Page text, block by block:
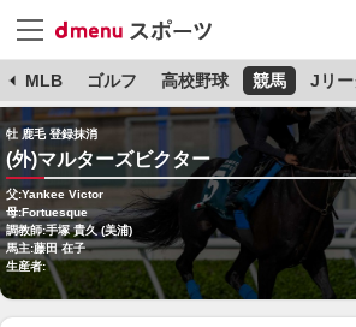
MLB ゴルフ 高校野球 競馬 Jリ
牡 鹿毛 登録抹消
(外)マルターズビクター
父:Yankee Victor
母:Fortuesque
調教師:手塚 貴久 (美浦)
馬主:藤田 在子
生産者: